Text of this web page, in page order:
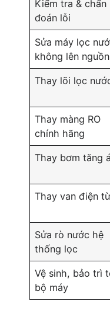
Kiểm tra & chẩn
đoán lỗi
Sửa máy lọc
không lên nguồn
Thay lõi lọc
Thay màng RO
chính hãng
Thay bơm tăng
Thay van điện
Sửa rò nước hệ
thống lọc
Vệ sinh, bảo trì
bộ máy